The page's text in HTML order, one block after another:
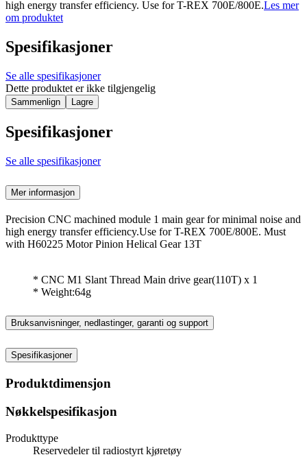
high energy transfer efficiency. Use for T-REX 700E/800E.Les mer
om produktet
Spesifikasjoner
Se alle spesifikasjoner
Dette produktet er ikke tilgjengelig
Sammenlign Lagre
Spesifikasjoner
Se alle spesifikasjoner
Mer informasjon
Precision CNC machined module 1 main gear for minimal noise and
high energy transfer efficiency.Use for T-REX 700E/800E. Must
with H60225 Motor Pinion Helical Gear 13T
* CNC M1 Slant Thread Main drive gear(110T) x 1
* Weight:64g
Bruksanvisninger, nedlastinger, garanti og support
Spesifikasjoner
Produktdimensjon
Nøkkelspesifikasjon
Produkttype
Reservedeler til radiostyrt kjøretøy